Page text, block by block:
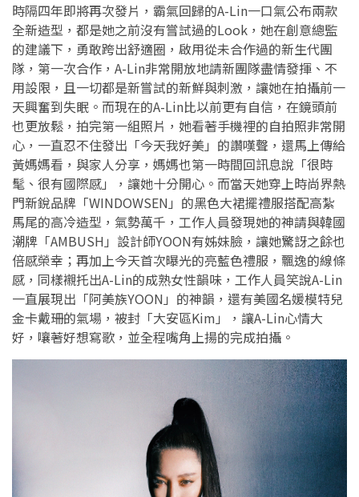
時隔四年即將再次發片，霸氣回歸的A-Lin一口氣公布兩款
全新造型，都是她之前沒有嘗試過的Look，她在創意總監
的建議下，勇敢跨出舒適圈，啟用從未合作過的新生代團
隊，第一次合作，A-Lin非常開放地請新團隊盡情發揮、不
用設限，且一切都是新嘗試的新鮮與刺激，讓她在拍攝前一
天興奮到失眠。而現在的A-Lin比以前更有自信，在鏡頭前
也更放鬆，拍完第一組照片，她看著手機裡的自拍照非常開
心，一直忍不住發出「今天我好美」的讚嘆聲，還馬上傳給
黃媽媽看，與家人分享，媽媽也第一時間回訊息說「很時
髦、很有國際感」，讓她十分開心。而當天她穿上時尚界熱
門新銳品牌「WINDOWSEN」的黑色大裙擺禮服搭配高紮
馬尾的高冷造型，氣勢萬千，工作人員發現她的神請與韓國
潮牌「AMBUSH」設計師YOON有姊妹臉，讓她驚訝之餘也
倍感榮幸；再加上今天首次曝光的亮藍色禮服，飄逸的線條
感，同樣襯托出A-Lin的成熟女性韻味，工作人員笑說A-Lin
一直展現出「阿美族YOON」的神韻，還有美國名媛模特兒
金卡戴珊的氣場，被封「大安區Kim」，讓A-Lin心情大
好，嚷著好想寫歌，並全程嘴角上揚的完成拍攝。